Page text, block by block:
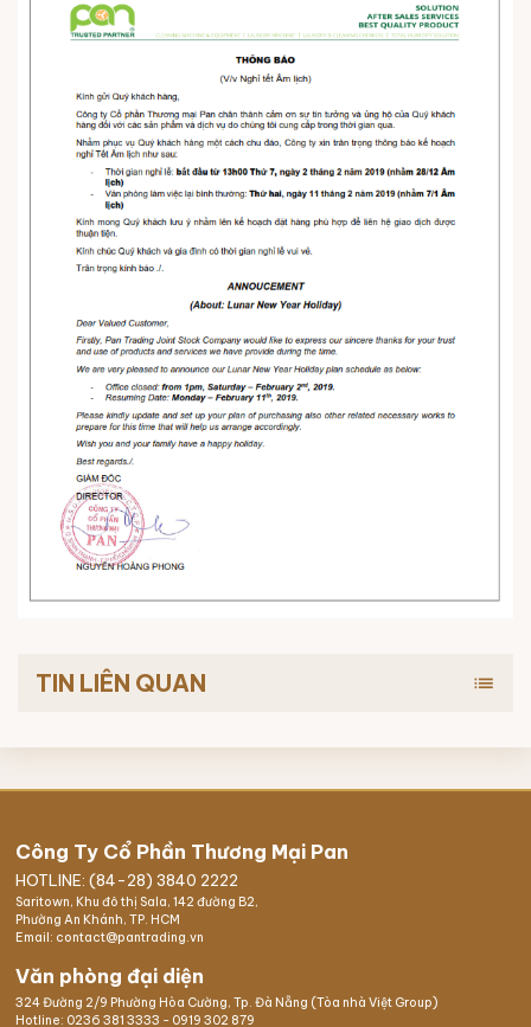
TIN LIÊN QUAN list
Công Ty Cổ Phần Thương Mại Pan
HOTLINE: (84-28) 3840 2222
Saritown, Khu đô thị Sala, 142 đường B2,
Phường An Khánh, TP. HCM
Email: contact@pantrading.vn
Văn phòng đại diện
324 Đường 2/9 Phường Hòa Cường, Tp. Đà Nẵng (Tòa nhà Việt Group)
Hotline: 0236 381 3333 - 0919 302 879